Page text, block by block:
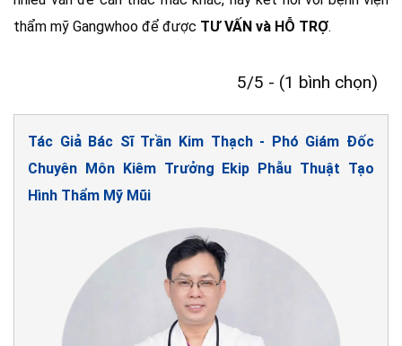
thẩm mỹ Gangwhoo để được TƯ VẤN và HỖ TRỢ.
5/5 - (1 bình chọn)
Tác Giả Bác Sĩ Trần Kim Thạch - Phó Giám Đốc
Chuyên Môn Kiêm Trưởng Ekip Phẫu Thuật Tạo
Hình Thẩm Mỹ Mũi